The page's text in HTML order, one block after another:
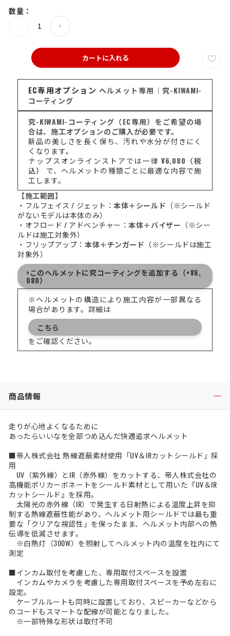
数量：
カートに入れる
EC専用オプション ヘルメット専用｜究-KIWAMI-
コーティング
究-KIWAMI-コーティング（EC専用）をご希望の場
合は、施工オプションのご購入が必要です。
新品の美しさを長く保ち、汚れや水分が付きにく
くなります。
ナップスオンラインストアでは一律¥6,080（税
込）
で、ヘルメットの種類ごとに最適な内容で施
工します。
【施工範囲】
・フルフェイス / ジェット：本体＋シールド （※シールド
がないモデルは本体のみ）
・オフロード / アドベンチャー：本体＋バイザー （※シー
ルドは施工対象外）
・フリップアップ： 本体＋チンガード （※シールドは施工
対象外）
>このヘルメットに究コーティングを追加する（+¥6,
080）
※ヘルメットの構造により施工内容が一部異なる
場合があります。詳細は
こちら
をご確認ください。
商品情報
走りが心地よくなるために
あったらいいなを全部つめ込んだ快適追求ヘルメット
■帝人株式会社 熱線遮蔽素材使用「UV＆IRカットシールド」採
用
UV（紫外線）とIR（赤外線）をカットする、帝人株式会社の
高機能ポリカーボネートをシールド素材として用いた『UV＆IR
カットシールド』を採用。
太陽光の赤外線（IR）で発生する日射熱による温度上昇を抑
制する熱線遮蔽性能があり、ヘルメット用シールドでは最も重
要な「クリアな視認性」を保ったまま、ヘルメット内部への熱
伝導を低減させます。
※白熱灯（300W）を照射してヘルメット内の温度を社内にて
測定
■インカム取付を考慮した、専用取付スペースを設置
インカムやカメラを考慮した専用取付スペースを予め左右に
設定。
ケーブルルートも同時に設置しており、スピーカーなどから
のコードもスマートな配線が可能となりました。
※一部特殊な形状は取付不可